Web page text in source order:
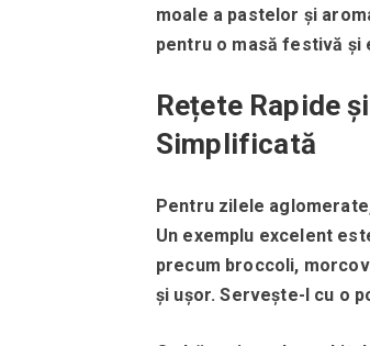
moale a pastelor și
pentru o masă festivă și
Rețete Rapide
Simplificată
Pentru zilele
Un exemplu excelent
precum broccoli,
și ușor. Servește-l cu o